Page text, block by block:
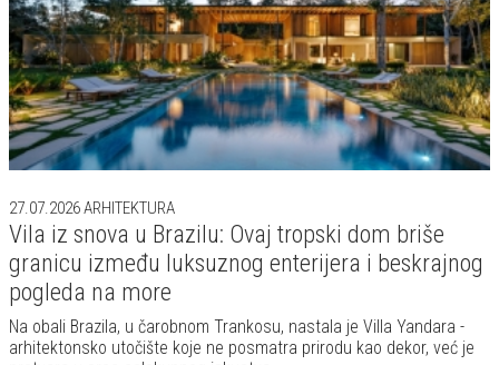
Na obali Brazila, u čarobnom Trankosu, nastala je Villa Yandara -
arhitektonsko utočište koje ne posmatra prirodu kao dekor, već je
pretvara u srce celokupnog iskustva.